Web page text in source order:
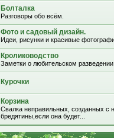
Болталка
Разговоры обо всём.
Фото и садовый дизайн.
Идеи, рисунки и красивые
Кролиководство
Заметки о любительском разведении
Курочки
Корзина
Свалка неправильных, созданных с
бредятины,если она будет...